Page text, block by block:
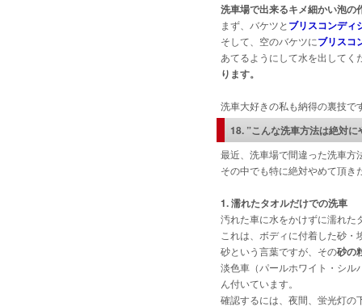
洗車場で出来るキメ細かい泡の
まず、バケツと ブリスコンディ
そして、空のバケツにブリスコ
あてるようにして水を出して
ります。
洗車大好きの私も納得の裏技で
18. ”こんな洗車方法は絶対に
最近、洗車場で間違った洗車方
その中でも特に絶対やめて頂
1. 濡れたタオルだけでの洗車
汚れた車に水をかけずに濡れた
これは、ボディに付着した砂
砂という言葉ですが、その砂の
淡色車（パールホワイト・シル
ん付いています。
確認するには、夜間、蛍光灯の